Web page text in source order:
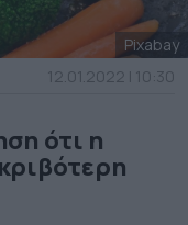
Pixabay
12.01.2022 | 10:30
ότι η